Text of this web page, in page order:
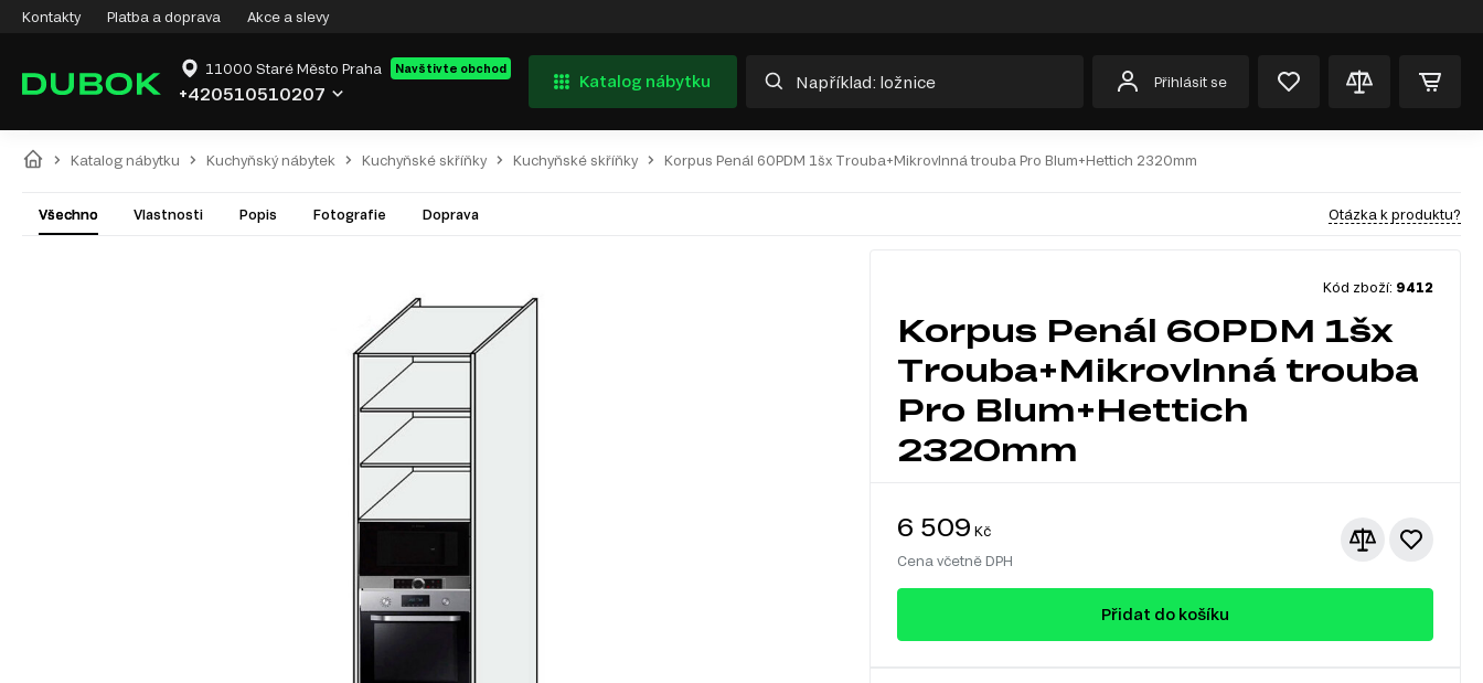
Kontakty Platba a doprava Akce a slevy
11000 Staré Město Praha Navštivte obchod
+420510510207
Katalog nábytku Přihlásit se
Katalog nábytku Kuchyňský nábytek Kuchyňské skříňky Kuchyňské skříňky Korpus Penál 60PDM 1šx Trouba+Mikrovlnná trouba Pro Blum+Hettich 2320mm
Všechno Vlastnosti Popis Fotografie Doprava Otázka k produktu?
Kód zboží: 9412
Korpus Penál 60PDM 1šx
Trouba+Mikrovlnná trouba
Pro Blum+Hettich
2320mm
6 509 Kč
Cena včetně DPH
Přidat do košíku